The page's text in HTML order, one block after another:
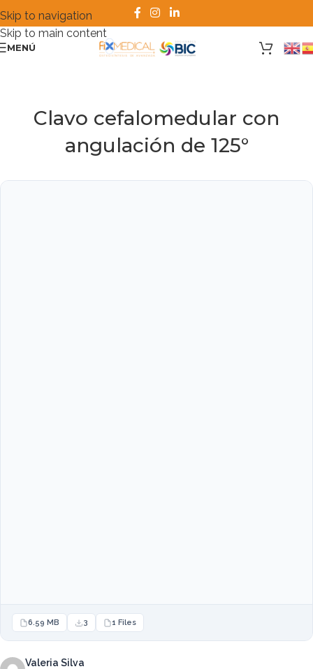
Skip to navigation
Skip to main content
MENÚ
Clavo cefalomedular con
angulación de 125°
6.59 MB 3 1 Files
Valeria Silva